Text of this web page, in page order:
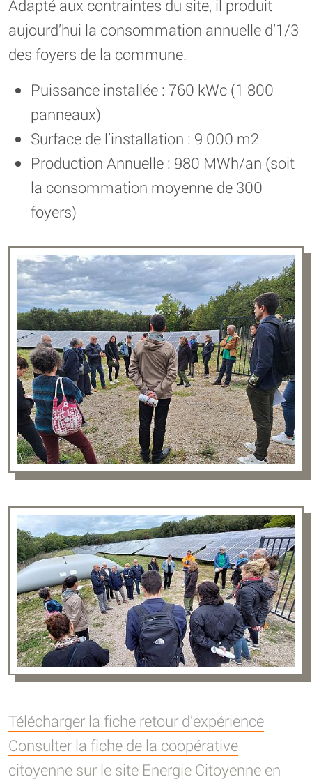
Adapté aux contraintes du site, il produit
aujourd’hui la consommation annuelle d’1/3
des foyers de la commune.
Puissance installée : 760 kWc (1 800
panneaux)
Surface de l’installation : 9 000 m2
Production Annuelle : 980 MWh/an (soit
la consommation moyenne de 300
foyers)
Télécharger la fiche retour d’expérience
Consulter la fiche de la coopérative
citoyenne sur le site Energie Citoyenne en